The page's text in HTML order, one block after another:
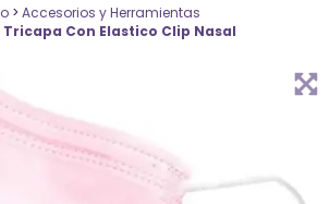
> Accesorios y Herramientas
Con Elastico Clip Nasal